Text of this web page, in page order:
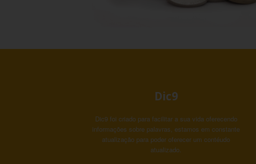
Dic9
Dic9 foi criado para facilitar a sua vida oferecendo
informações sobre palavras, estamos em constante
atualização para poder oferecer um contéudo
atualizado.